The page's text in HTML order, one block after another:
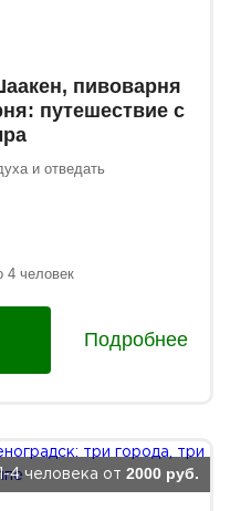
пивоварня
путешествие с
и отведать
4 человек
Подробнее
4 человека от 2000 руб.